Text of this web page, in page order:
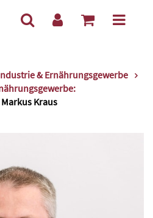
& Ernährungsgewerbe
Markus Kraus